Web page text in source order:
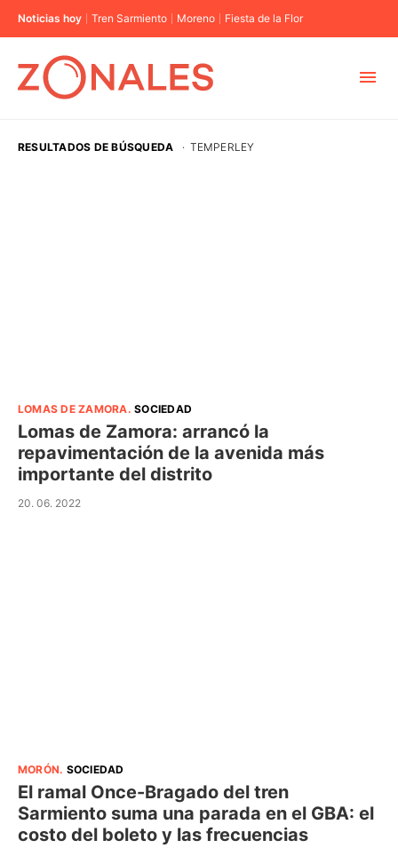
Noticias hoy Tren Sarmiento Moreno Fiesta de la Flor
RESULTADOS DE BÚSQUEDA · TEMPERLEY
LOMAS DE ZAMORA.SOCIEDAD
Lomas de Zamora: arrancó la
repavimentación de la avenida más
importante del distrito
20. 06. 2022
MORÓN. SOCIEDAD
El ramal Once-Bragado del tren
Sarmiento suma una parada en el GBA: el
costo del boleto y las frecuencias